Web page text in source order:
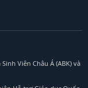
Viên Châu Á (ABK) và